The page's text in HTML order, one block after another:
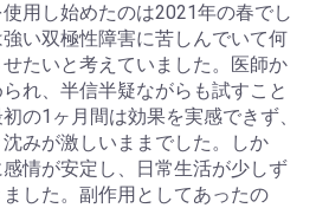
用し始めたのは2021年の春でし
い双極性障害に苦しんでいて何
たいと考えていました。医師か
れ、半信半疑ながらも試すこと
の1ヶ月間は効果を実感できず、
みが激しいままでした。しか
情が安定し、日常生活が少しず
した。副作用としてあったの